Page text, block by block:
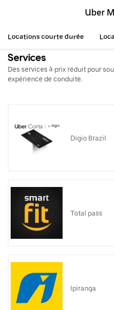
Uber
Locations courte durée
Services
Des services à prix réduit pour
expérience de conduite.
Digio Brazil
Total pass
Ipiranga